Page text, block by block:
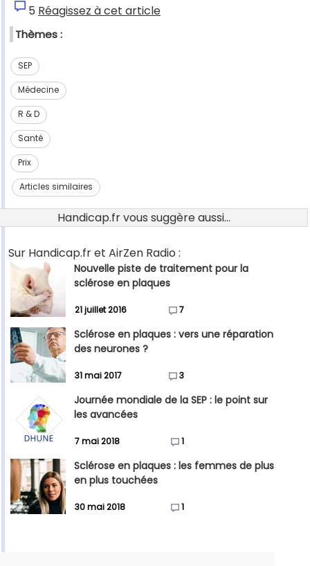
5 Réagissez à cet article
Thèmes :
SEP
Médecine
R & D
Santé
Prix
Articles similaires
Handicap.fr vous suggère aussi...
Sur Handicap.fr et AirZen Radio :
Nouvelle piste de traitement pour la
sclérose en plaques
21 juillet 2016 7
Sclérose en plaques : vers une réparation
des neurones ?
31 mai 2017 3
Journée mondiale de la SEP : le point sur
les avancées
7 mai 2018 1
Sclérose en plaques : les femmes de plus
en plus touchées
30 mai 2018 1